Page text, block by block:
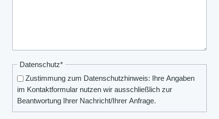
Pflichtfeld
Datenschutz*
Zustimmung zum Datenschutzhinweis: Ihre Angaben
im Kontaktformular nutzen wir ausschließlich zur
Beantwortung Ihrer Nachricht/Ihrer Anfrage.